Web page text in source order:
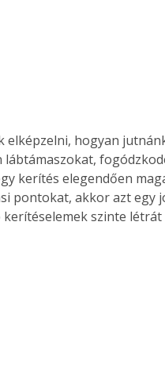
elképzelni, hogyan
lábtámaszokat,
kerítés elegendően
pontokat, akkor azt egy
kerítéselemek szinte létrát